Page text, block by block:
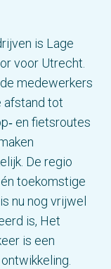
is Lage
voor Utrecht.
medewerkers
afstand tot
en fietsroutes
De regio
toekomstige
nu nog vrijwel
is, Het
is een